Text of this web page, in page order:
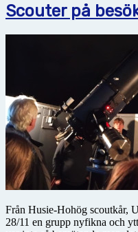
Scouter på
Från Husie-Hohög scoutkår,
28/11 en grupp nyfikna och